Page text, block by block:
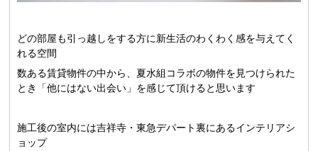
どの部屋も引っ越しをする方に新生活のわくわく感を与えてく
れる空間
数ある賃貸物件の中から、夏水組コラボの物件を見つけられた
とき「他にはない出会い」を感じて頂けると思います
施工後の室内には吉祥寺・東急デパート裏にあるインテリアシ
ョップ